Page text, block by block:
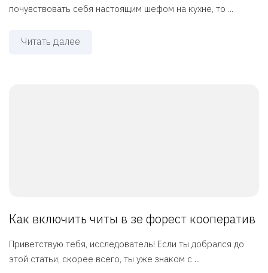
почувствовать себя настоящим шефом на кухне, то ...
Читать далее
Как включить читы в зе форест кооператив
Приветствую тебя, исследователь! Если ты добрался до
этой статьи, скорее всего, ты уже знаком с ...